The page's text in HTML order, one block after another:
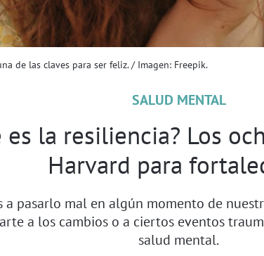
de las claves para ser feliz. / Imagen: Freepik.
SALUD MENTAL
es la resiliencia? Los
Harvard para
a pasarlo mal en algún momento de
a los cambios o a ciertos eventos
salud mental.